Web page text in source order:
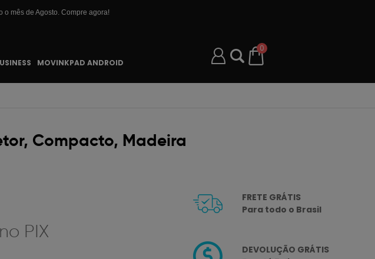
o mês de Agosto. Compre agora!
MOVINKPAD ANDROID
0
Compacto, Madeira
no PIX
FRETE GRÁTIS
Para todo o Brasil
DEVOLUÇÃO GRÁTIS